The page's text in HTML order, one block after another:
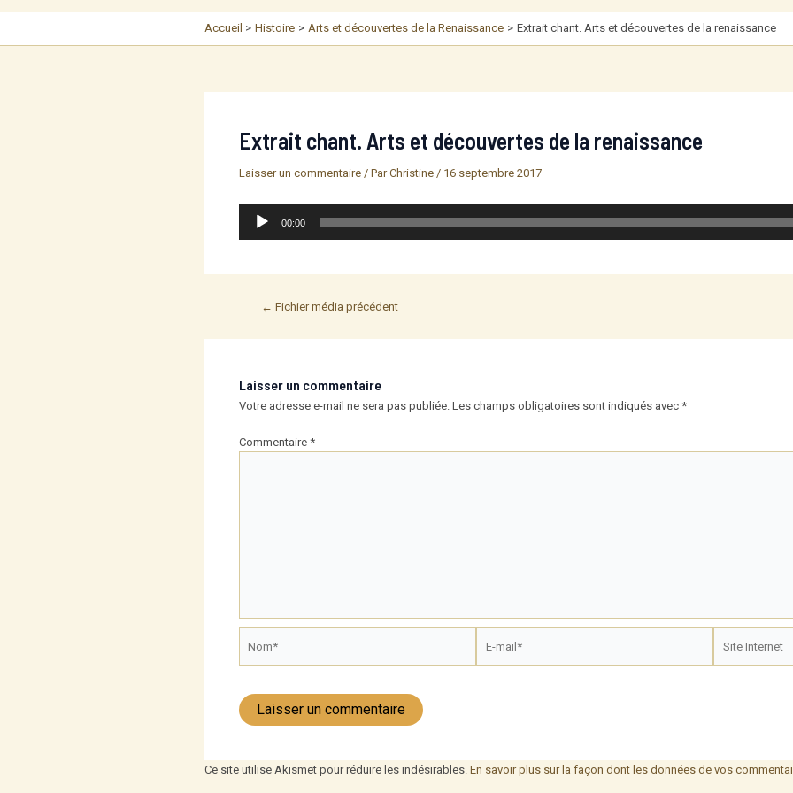
Accueil Histoire Arts et découvertes de la Renaissance Extrait chant. Arts et découvertes de la renaissance
Extrait chant. Arts et découvertes de la renaissance
Laisser un commentaire / ParChristine / 16 septembre 2017
Lecteur
audio
00:00
Post← Fichier média précédent
Laisser un commentaire
Votre adresse e-mail ne sera pas publiée. Les champs obligatoires sont indiqués avec *
Commentaire *
mail*
Internet
Ce site utilise Akismet pour réduire les indésirables. En savoir plus sur la façon dont les données de vos